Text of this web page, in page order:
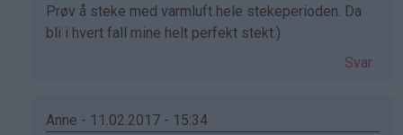
Som
svar
(ikke
Prøv å steke med varmluft hele stekeperioden. Da
bli i hvert fall mine helt perfekt stekt:)
Svar
Anne - 11.02.2017 - 15:34